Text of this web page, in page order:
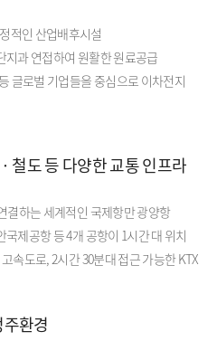
적인 산업배후시설
과 연접하여 원활한 원료공급
글로벌 기업들을 중심으로 이차전지
철도 등 다양한 교통 인프라
결하는 세계적인 국제항만 광양항
제공항 등 4개 공항이 1시간 대 위치
속도로, 2시간 30분대 접근 가능한 KTX
환경